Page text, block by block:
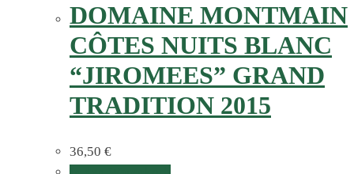
DOMAINE MONTMAIN
CÔTES NUITS BLANC
“JIROMEES” GRAND
TRADITION 2015
36,50 €